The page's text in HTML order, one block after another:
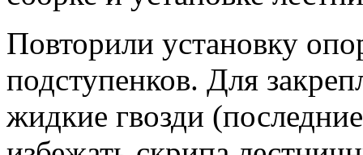
Повторили установку
подступенков. Для
жидкие гвозди